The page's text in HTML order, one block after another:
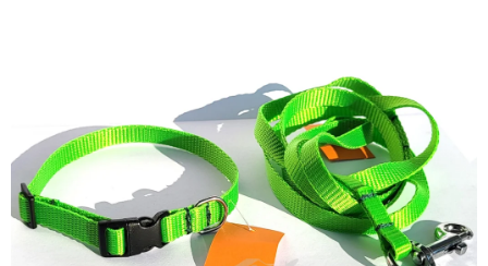
hvězdiček.